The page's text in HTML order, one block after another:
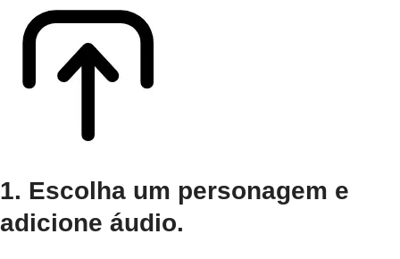
1. Escolha um personagem e
adicione áudio.